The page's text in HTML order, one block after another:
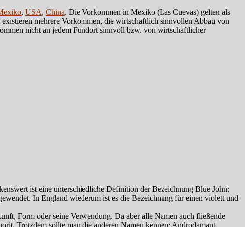
, USA, China. Die Vorkommen in Mexiko (Las Cuevas) gelten als
mehrere Vorkommen, die wirtschaftlich sinnvollen Abbau von
nicht an jedem Fundort sinnvoll bzw. von wirtschaftlicher
ist eine unterschiedliche Definition der Bezeichnung Blue John:
In England wiederum ist es die Bezeichnung für einen violett und
Form oder seine Verwendung. Da aber alle Namen auch fließende
Trotzdem sollte man die anderen Namen kennen: Androdamant,